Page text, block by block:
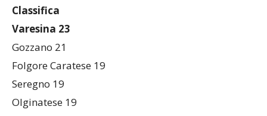
Classifica
Varesina 23
Gozzano 21
Folgore Caratese 19
Seregno 19